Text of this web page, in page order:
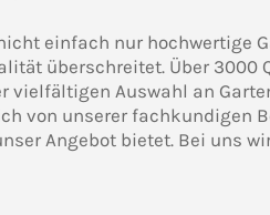
einfach nur hochwertige
überschreitet. Über 3000
vielfältigen Auswahl an
von unserer fachkundigen
Angebot bietet. Bei uns